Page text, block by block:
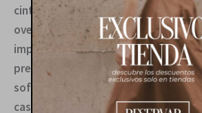
cintura se define magistralmente con
oversized autoajustable, brindando
impecable y una versatilidad sin
prenda es la elección ideal para
sofisticación de un almuerzo en la
casual chic, siempre con un aire de